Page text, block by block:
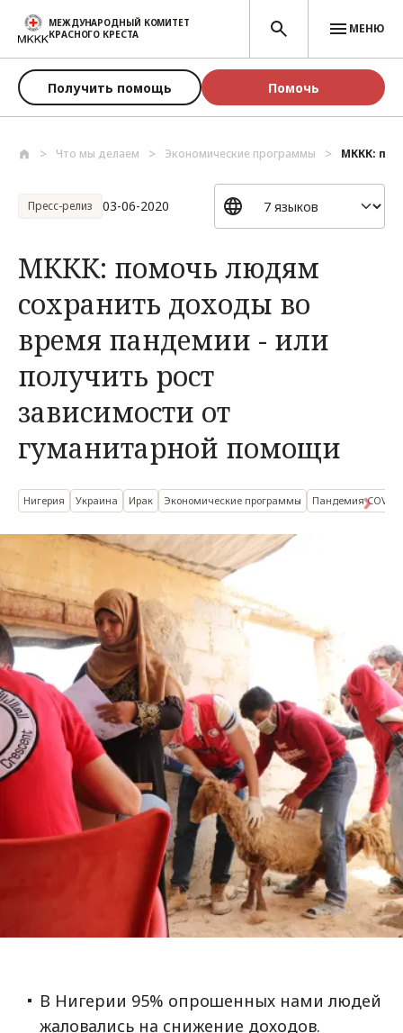
Перейти к основному содержанию
МЕЖДУНАРОДНЫЙ КОМИТЕТ
КРАСНОГО КРЕСТА
МЕНЮ
Получить помощь Помочь
Что мы делаем Экономические программы МККК:
Пресс-релиз 03-06-2020
МККК: помочь людям
сохранить доходы во
время пандемии - или
получить рост
зависимости от
гуманитарной помощи
Нигерия Украина Ирак Экономические программы Пандемия COVID-
В Нигерии 95% опрошенных нами людей
жаловались на снижение доходов.